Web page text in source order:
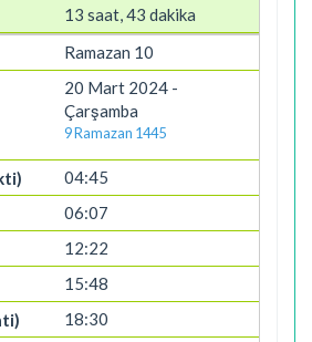
13 saat, 43 dakika
Ramazan 10
20 Mart 2024 -
Çarşamba
9 Ramazan 1445
04:45
06:07
12:22
15:48
18:30